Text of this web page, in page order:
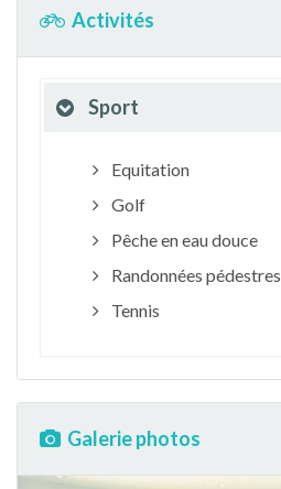
Activités
Sport
Equitation
Golf
Pêche en eau douce
Randonnées pédestres
Tennis
Galerie photos